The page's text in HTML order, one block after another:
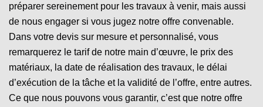
préparer sereinement pour les travaux à venir, mais aussi
de nous engager si vous jugez notre offre convenable.
Dans votre devis sur mesure et personnalisé, vous
remarquerez le tarif de notre main d’œuvre, le prix des
matériaux, la date de réalisation des travaux, le délai
d’exécution de la tâche et la validité de l’offre, entre autres.
Ce que nous pouvons vous garantir, c’est que notre offre